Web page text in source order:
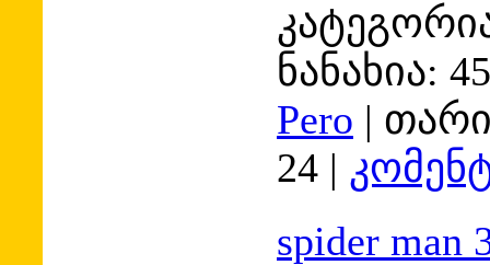
ნანახია:
Pero |
24 |
spider man